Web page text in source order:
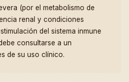
(por el metabolismo de
renal y condiciones
del sistema inmune
consultarse a un
de su uso clínico.